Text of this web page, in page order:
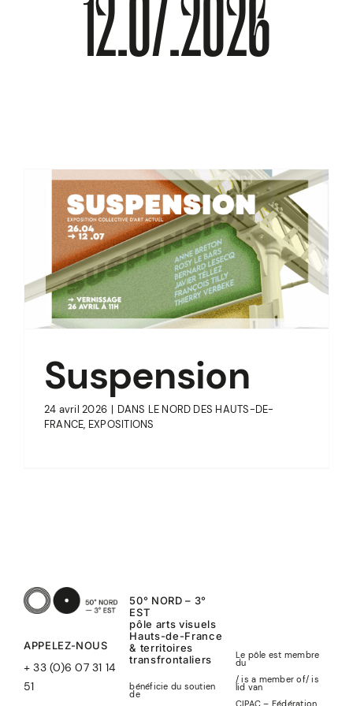
À PROPOS
12.07.2026
Suspension
24 avril 2026 | DANS LE NORD DES HAUTS-DE-
FRANCE, EXPOSITIONS
APPELEZ-NOUS
+ 33 (0)6 07 31 14
51
50° NORD – 3°
EST
pôle arts visuels
Hauts-de-France
& territoires
transfrontaliers
bénéficie du soutien
de
Le pôle est membre
du
/ is a member of/is
lid van
CIPAC – Fédération